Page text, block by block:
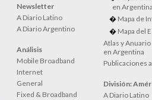
Newsletter
A Diario Latino
A Diario Argentino
Análisis
Mobile Broadband
Internet
General
Fixed & Broadband
en
Mapa de
Mapa del
Atlas y
en Argentina
Publicaciones
División:
A Diario Latino